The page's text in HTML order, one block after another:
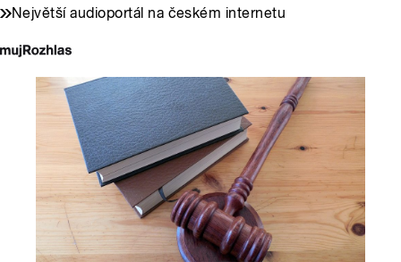
Největší audioportál na českém internetu